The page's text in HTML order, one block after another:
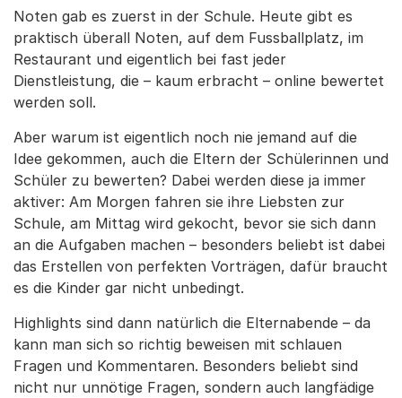
Noten gab es zuerst in der Schule. Heute gibt es
praktisch überall Noten, auf dem Fussballplatz, im
Restaurant und eigentlich bei fast jeder
Dienstleistung, die – kaum erbracht – online bewertet
werden soll.
Aber warum ist eigentlich noch nie jemand auf die
Idee gekommen, auch die Eltern der Schülerinnen und
Schüler zu bewerten? Dabei werden diese ja immer
aktiver: Am Morgen fahren sie ihre Liebsten zur
Schule, am Mittag wird gekocht, bevor sie sich dann
an die Aufgaben machen – besonders beliebt ist dabei
das Erstellen von perfekten Vorträgen, dafür braucht
es die Kinder gar nicht unbedingt.
Highlights sind dann natürlich die Elternabende – da
kann man sich so richtig beweisen mit schlauen
Fragen und Kommentaren. Besonders beliebt sind
nicht nur unnötige Fragen, sondern auch langfädige